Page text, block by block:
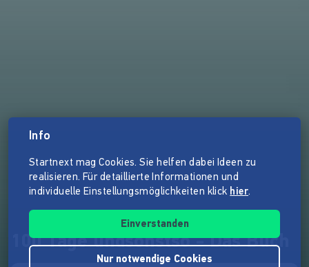
100 Tage undsonstso - Das Buch
Info
Startnext mag Cookies. Sie helfen dabei Ideen zu
realisieren. Für detaillierte Informationen und
individuelle Einstellungsmöglichkeiten klick hier.
Einverstanden
Nur notwendige Cookies